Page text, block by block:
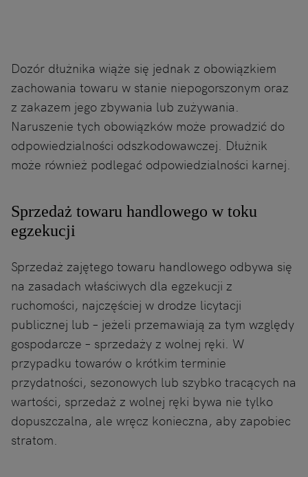
Dozór dłużnika wiąże się jednak z obowiązkiem
zachowania towaru w stanie niepogorszonym oraz
z zakazem jego zbywania lub zużywania.
Naruszenie tych obowiązków może prowadzić do
odpowiedzialności odszkodowawczej. Dłużnik
może również podlegać odpowiedzialności karnej.
Sprzedaż towaru handlowego w toku
egzekucji
Sprzedaż zajętego towaru handlowego odbywa się
na zasadach właściwych dla egzekucji z
ruchomości, najczęściej w drodze licytacji
publicznej lub – jeżeli przemawiają za tym względy
gospodarcze – sprzedaży z wolnej ręki. W
przypadku towarów o krótkim terminie
przydatności, sezonowych lub szybko tracących na
wartości, sprzedaż z wolnej ręki bywa nie tylko
dopuszczalna, ale wręcz konieczna, aby zapobiec
stratom.